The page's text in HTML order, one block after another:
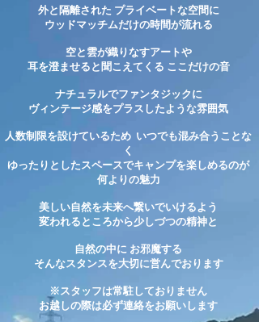
外と隔離された プライベートな空間に
ウッドマッチムだけの時間が流れる
空と雲が織りなすアートや
​耳を澄ませると聞こえてくる ここだけの音
ナチュラルでファンタジックに
ヴィンテージ感をプラスしたような雰囲気
人数制限を設けているため いつでも混み合うことな
く
ゆったりとしたスペースでキャンプを楽しめるのが
何よりの魅力
美しい自然を未来へ繋いでいけるよう
変われるところから少しづつの精神と
自然の中に お邪魔する
そんなスタンスを大切に営んでおります
※スタッフは常駐しておりません
お越しの際は必ず連絡をお願いします